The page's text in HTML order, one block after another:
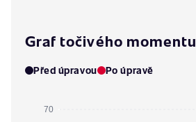
Graf točivého momentu
Před úpravou Po úpravě
70